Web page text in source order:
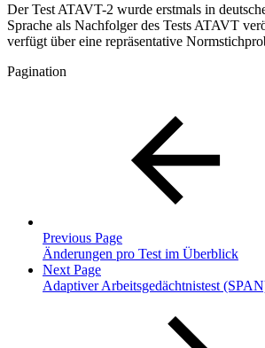
Der Test ATAVT-2 wurde erstmals in
Sprache als Nachfolger des Tests ATAVT
verfügt über eine repräsentative
Pagination
Previous Page
Änderungen pro Test im Überblick
Next Page
Adaptiver Arbeitsgedächtnistest